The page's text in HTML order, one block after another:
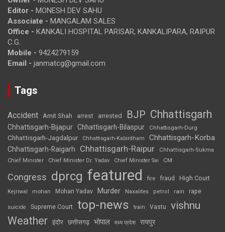
Editor - MONESH DEV SAHU
Associate - MANGALAM SALES
Office - KANKALI HOSPITAL PARISAR, KANKALIPARA, RAIPUR
C.G.
Mobile - 9424279159
Email - janmatcg@gmail.com
Tags
Accident Amit Shah arrest arrested BJP Chhattisgarh
Chhattisgarh-Bijapur Chhattisgarh-Bilaspur Chhattisgarh-Durg
Chhattisgarh-Jagdalpur Chhattisgarh-Kabirdham Chhattisgarh-Korba
Chhattisgarh-Raigarh Chhattisgarh-Raipur
Chhattisgarh-Sukma
Chief Minister
Chief Minister Dr. Yadav Chief Minister Sai CM
Congress dprcg featured fire fraud High Court
Kejriwal mohan Mohan Yadav Murder Naxalites petrol rain rape
suicide Supreme Court top-news train Vastu vishnu
Weather इंदौर छत्तीसगढ़ भोपाल मध्य प्रदेश रायपुर